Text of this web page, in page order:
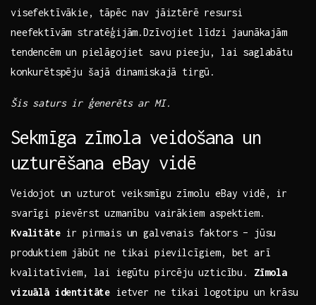
visefektīvākie, tāpēc ‌nav​ jāiztērē ⁢resursi
neefektīvām stratēģijām.Dzīvojiet⁤ līdzi jaunākajām
tendencēm un pielāgojiet savu pieeju, lai saglabātu
konkurētspēju šajā dinamiskajā tirgū.
Šis saturs ir ģenerēts ar MI.
Sekmīga zīmola veidošana ‍un
uzturēšana ‍eBay vidē
Veidojot un uzturot veiksmīgu zīmolu eBay vidē, ​ir
svarīgi pievērst uzmanību vairākiem​ aspektiem.
Kvalitāteir pirmais un galvenais faktors – jūsu
produktiem jābūt ne tikai pievilcīgiem, bet arī
kvalitatīviem, ‍lai iegūtu pircēju ⁣uzticību. Zīmola
vizuālā identitāte ietver ne tikai logotipu un krāsu